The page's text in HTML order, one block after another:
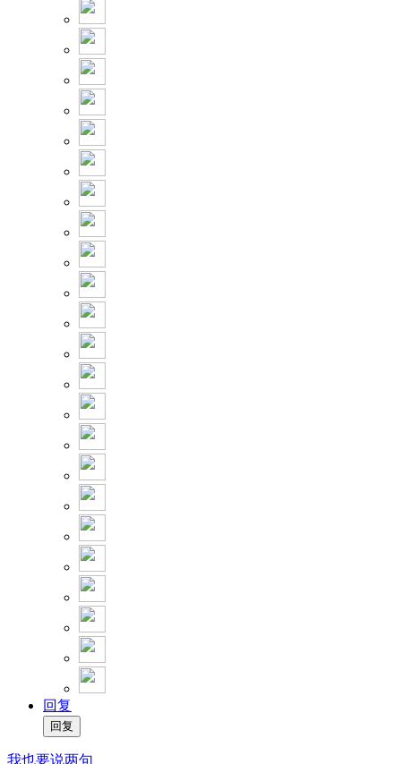
回复
我也要说两句